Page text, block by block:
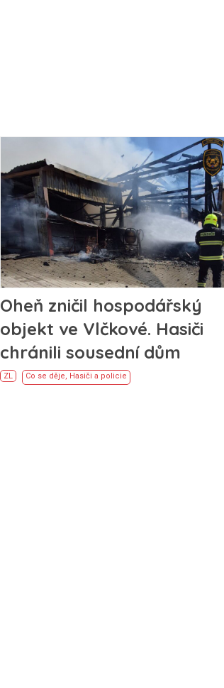
Oheň zničil hospodářský
objekt ve Vlčkové. Hasiči
chránili sousední dům
ZL Co se děje, Hasiči a policie